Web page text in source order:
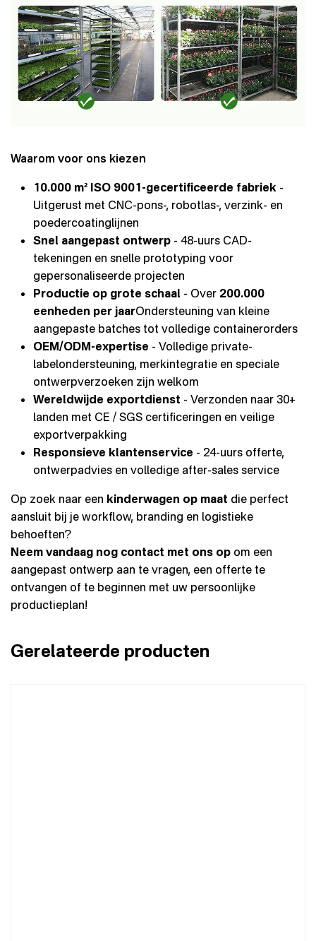
Waarom voor ons kiezen
10.000 m² ISO 9001-gecertificeerde fabriek -
Uitgerust met CNC-pons-, robotlas-, verzink- en
poedercoatinglijnen
Snel aangepast ontwerp - 48-uurs CAD-
tekeningen en snelle prototyping voor
gepersonaliseerde projecten
Productie op grote schaal - Over 200.000
eenheden per jaarOndersteuning van kleine
aangepaste batches tot volledige containerorders
OEM/ODM-expertise - Volledige private-
labelondersteuning, merkintegratie en speciale
ontwerpverzoeken zijn welkom
Wereldwijde exportdienst - Verzonden naar 30+
landen met CE / SGS certificeringen en veilige
exportverpakking
Responsieve klantenservice - 24-uurs offerte,
ontwerpadvies en volledige after-sales service
Op zoek naar een kinderwagen op maat die perfect
aansluit bij je workflow, branding en logistieke
behoeften?
Neem vandaag nog contact met ons op om een
aangepast ontwerp aan te vragen, een offerte te
ontvangen of te beginnen met uw persoonlijke
productieplan!
Gerelateerde producten